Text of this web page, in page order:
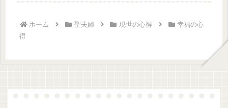
ホーム 聖夫婦 現世の心得
幸福の心
得